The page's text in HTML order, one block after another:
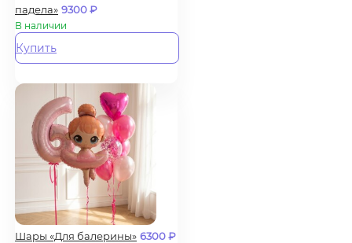
падела» 9300₽
В наличии
Купить
Шары «Для балерины» 6300₽